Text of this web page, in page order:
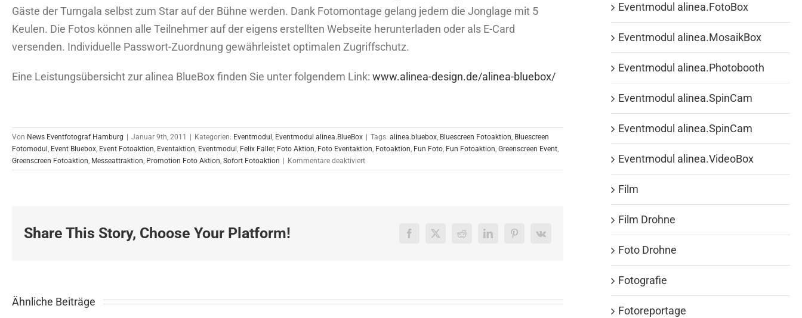
Gäste der Turngala selbst zum Star auf der Bühne werden. Dank Fotomontage gelang jedem die Jonglage mit 5
Keulen. Die Fotos können alle Teilnehmer auf der eigens erstellten Webseite herunterladen oder als E-Card
versenden. Individuelle Passwort-Zuordnung gewährleistet optimalen Zugriffschutz.
Eine Leistungsübersicht zur alinea BlueBox finden Sie unter folgendem Link: www.alinea-design.de/alinea-bluebox/
Von News Eventfotograf Hamburg Januar 9th, 2011 Kategorien: Eventmodul , Eventmodul alinea.BlueBox Tags: alinea.bluebox, Bluescreen Fotoaktion, Bluescreen
Fotomodul , Event Bluebox, Event Fotoaktion, Eventaktion, Eventmodul , Felix Faller, Foto Aktion, Foto Eventaktion, Fotoaktion, Fun Foto, Fun Fotoaktion, Greenscreen Event,
Greenscreen Fotoaktion, Messeattraktion, Promotion Foto Aktion, Sofort Fotoaktion Kommentare deaktiviertfür
Ein
Share This Story, Choose Your Platform! Facebook
X Reddit LinkedInPinterest
Vk
Ähnliche Beiträge
Eventmodul alinea.FotoBox
Eventmodul alinea.MosaikBox
Eventmodul alinea.Photobooth
Eventmodul alinea.SpinCam
Eventmodul alinea.SpinCam
Eventmodul alinea.VideoBox
Film
Film Drohne
Foto Drohne
Fotografie
Fotoreportage